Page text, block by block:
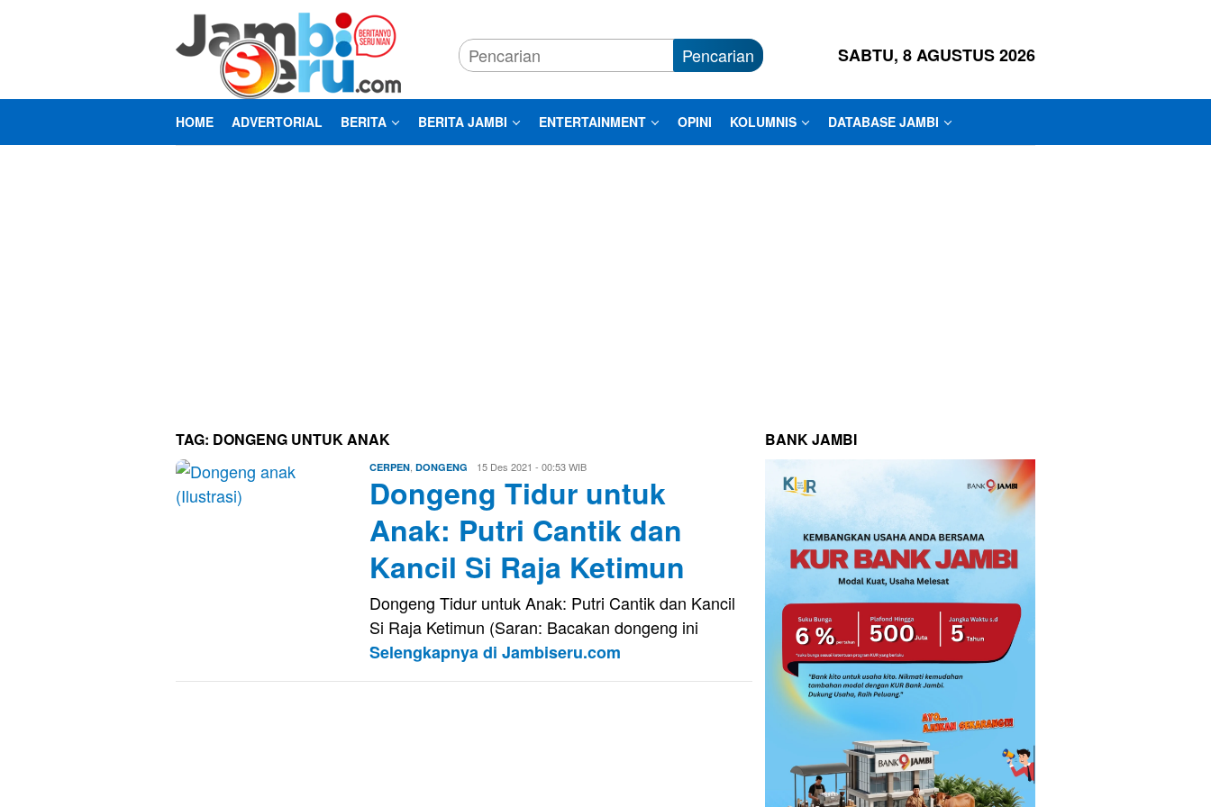
Pencarian SABTU, 8 AGUSTUS 2026
HOME ADVERTORIAL BERITA BERITA JAMBI ENTERTAINMENT OPINI KOLUMNIS DATABASE JAMBI
TAG: DONGENG UNTUK ANAK
CERPEN DONGENG Evo
Kusnady
15 Des 2021 - 00:53 WIB
Dongeng Tidur untuk
Anak: Putri Cantik dan
Kancil Si Raja Ketimun
Dongeng Tidur untuk Anak: Putri Cantik dan Kancil
Si Raja Ketimun (Saran: Bacakan dongeng ini
Selengkapnya di Jambiseru.com
BANK JAMBI